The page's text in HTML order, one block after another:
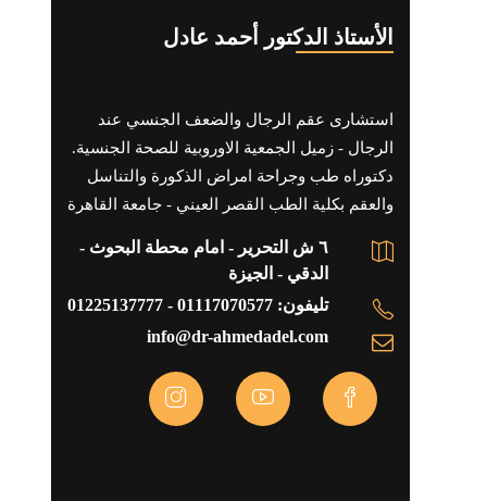
الأستاذ الدكتور أحمد عادل
استشارى عقم الرجال والضعف الجنسي عند
الرجال - زميل الجمعية الاوروبية للصحة الجنسية.
دكتوراه طب وجراحة امراض الذكورة والتناسل
والعقم بكلية الطب القصر العيني - جامعة القاهرة
٦ ش التحرير - امام محطة البحوث -
الدقي - الجيزة
تليفون: 01117070577 - 01225137777
info@dr-ahmedadel.com